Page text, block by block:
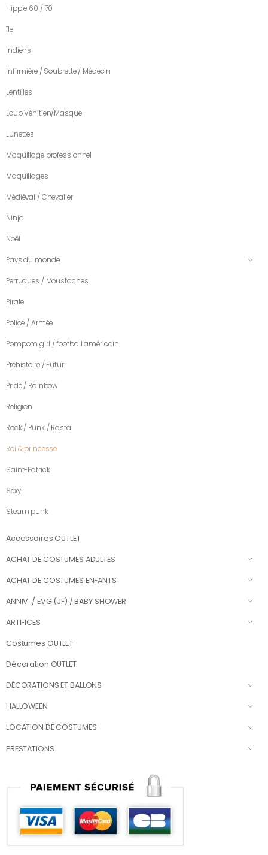
Hippie 60 / 70
île
Indiens
Infirmière / Soubrette / Médecin
Lentilles
Loup Vénitien/Masque
Lunettes
Maquillage professionnel
Maquillages
Médiéval / Chevalier
Ninja
Noël
Pays du monde
Perruques / Moustaches
Pirate
Police / Armée
Pompom girl / football américain
Préhistoire / Futur
Pride / Rainbow
Religion
Rock / Punk / Rasta
Roi & princesse
Saint-Patrick
Sexy
Steam punk
Accessoires OUTLET
ACHAT DE COSTUMES ADULTES
ACHAT DE COSTUMES ENFANTS
ANNIV. / EVG (JF) / BABY SHOWER
ARTIFICES
Costumes OUTLET
Décoration OUTLET
DÉCORATIONS ET BALLONS
HALLOWEEN
LOCATION DE COSTUMES
PRESTATIONS